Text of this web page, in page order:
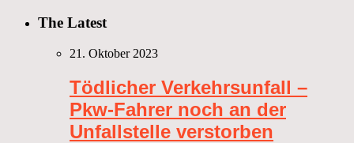
The Latest
21. Oktober 2023
Tödlicher Verkehrsunfall –
Pkw-Fahrer noch an der
Unfallstelle verstorben